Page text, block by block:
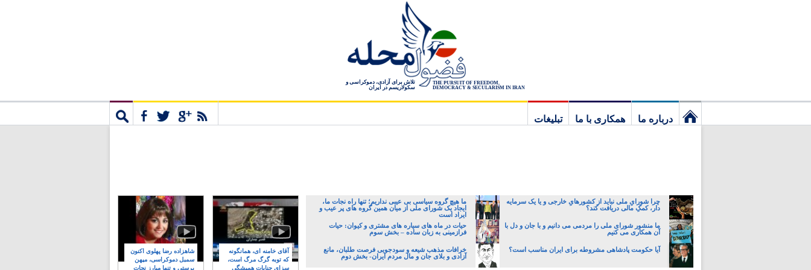
THE PURSUIT OF FREEDOM,
DEMOCRACY & SECULARISM IN IRAN
تلاش برای آزادی، دموکراسی و
سکولاریسم در ایران
درباره ما همکاری با ما
تبلیغات
چرا شورایِ ملی نباید از کشورهایِ خارجی و یا یک سرمایه
دار، کمکِ مالی دریافت کند؟
ما هیچ گروه سیاسی بی عیبی نداریم؛ تنها راه نجات ما،
ایجاد یک شورای ملی از میان همین گروه های پر عیب و
ایراد است
ما منشور شورای ملی را مردمی می دانیم و با جان و دل با
آن همکاری می کنیم
حیات در ماه های سیاره های مشتری و کیوان: حیات
فرازمینی به زبان ساده – بخش سوم
آیا حکومت پادشاهی مشروطه برای ایران مناسب است؟
خرافات مذهب شیعه و سودجویی فرصت طلبان، مانع
آزادی و بلای جان و مال مردم ایران- بخش دوم
شاهزاده رضا پهلوی اکنون
سمبل دموکراسی، میهن
پرستی و تنها مبارز نجات
آقای خامنه ای، همانگونه
که توبه گرگ مرگ است،
سزای جنایات همیشگی